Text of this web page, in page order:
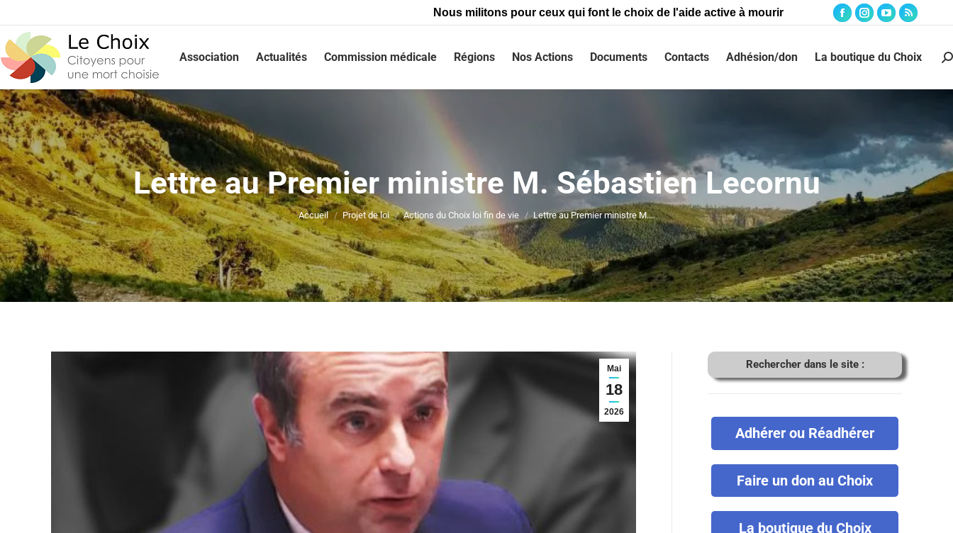
Nous militons pour ceux qui font le choix de l'aide active à mourir
Association Actualités Commission médicale Régions Nos Actions Documents Contacts Adhésion/don La boutique du Choix
Lettre au Premier ministre M. Sébastien Lecornu
Vous êtes ici :
Accueil Projet de loi Actions du Choix loi fin de vie Lettre au Premier ministre M.…
Mai
18
2026
Rechercher dans le site :
Adhérer ou Réadhérer
Faire un don au Choix
La boutique du Choix